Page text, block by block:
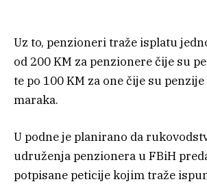
Uz to, penzioneri traže isplatu
od 200 KM za penzionere čije su
te po 100 KM za one čije su
maraka.
U podne je planirano da
udruženja penzionera u FBiH
potpisane peticije kojim traže